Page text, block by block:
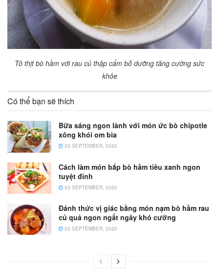
Tô thịt bò hầm với rau củ thập cẩm bỗ dưỡng tăng cường sức
khỏe
Có thể bạn sẽ thích
Bữa sáng ngon lành với món ức bò chipotle
xông khói om bia
23 SEPTEMBER, 2020
Cách làm món bắp bò hầm tiêu xanh ngon
tuyệt đỉnh
23 SEPTEMBER, 2020
Đánh thức vị giác bằng món nạm bò hầm rau
củ quả ngon ngất ngây khó cưỡng
23 SEPTEMBER, 2020